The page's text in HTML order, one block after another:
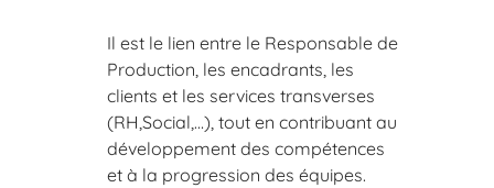
Il est le lien entre le Responsable de
Production, les encadrants, les
clients et les services transverses
(RH,Social,…), tout en contribuant au
développement des compétences
et à la progression des équipes.